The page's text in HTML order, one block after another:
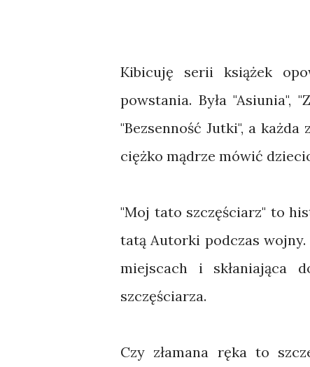
Kibicuję serii książek
powstania. Była "Asiunia",
"Bezsenność Jutki", a
ciężko mądrze mówić
"Moj tato szczęściarz" to
tatą Autorki podczas
miejscach i
szczęściarza.
Czy złamana ręka to